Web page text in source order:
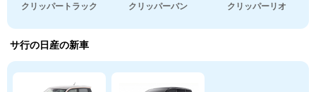
クリッパートラック クリッパーバン クリッパーリオ
サ行の日産の新車